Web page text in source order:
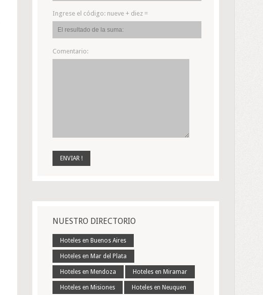
Ingrese el código: nueve + diez =
Comentario:
NUESTRO DIRECTORIO
Hoteles en Buenos Aires
Hoteles en Mar del Plata
Hoteles en Mendoza Hoteles en Miramar
Hoteles en Misiones Hoteles en Neuquen